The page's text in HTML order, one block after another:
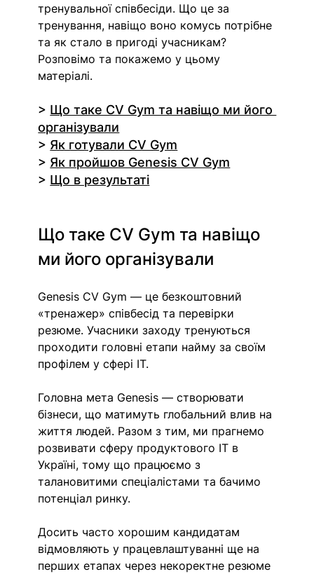
тренувальної співбесіди. Що це за
тренування, навіщо воно комусь потрібне
та як стало в пригоді учасникам?
Розповімо та покажемо у цьому
матеріалі.
> Що таке CV Gym та навіщо ми його
організували
> Як готували CV Gym
> Як пройшов Genesis CV Gym
> Що в результаті
Що таке CV Gym та навіщо
ми його організували
Genesis CV Gym — це безкоштовний
«тренажер» співбесід та перевірки
резюме. Учасники заходу тренуються
проходити головні етапи найму за своїм
профілем у сфері IT.
Головна мета Genesis — створювати
бізнеси, що матимуть глобальний влив на
життя людей. Разом з тим, ми прагнемо
розвивати сферу продуктового ІТ в
Україні, тому що працюємо з
талановитими спеціалістами та бачимо
потенціал ринку.
Досить часто хорошим кандидатам
відмовляють у працевлаштуванні ще на
перших етапах через некоректне резюме